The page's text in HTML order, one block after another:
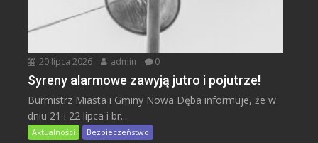
20 lipca 2026 admin 0
Syreny alarmowe zawyją jutro i pojutrze!
Burmistrz Miasta i Gminy Nowa Dęba informuje, że w
dniu 21 i 22 lipca i br....
Aktualności Bezpieczeństwo